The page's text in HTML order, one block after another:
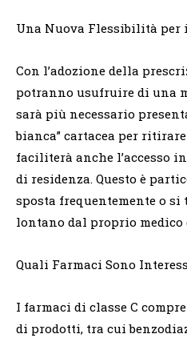
Una Nuova Flessibilità per
Con l’adozione della
potranno usufruire di una
sarà più necessario
bianca” cartacea per
faciliterà anche l’accesso
di residenza. Questo è
sposta frequentemente o si
lontano dal proprio medico
Quali Farmaci Sono
I farmaci di classe C
di prodotti, tra cui